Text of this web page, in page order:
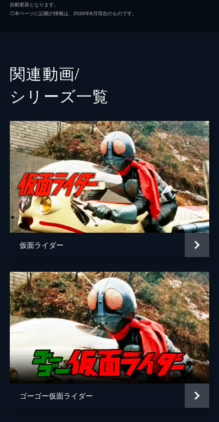
渡辺美恵
湯原弘美
監督 小西通雄
脚本 上原正三
原作 石ノ森章太郎
音楽 川村栄二
製作
自動更新となります。
◎本ページに記載の情報は、2026年8月現在のものです。
関連動画/
シリーズ⼀覧
仮面ライダー
ゴーゴー仮面ライダー